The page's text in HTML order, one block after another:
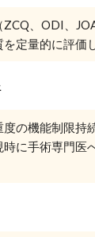
、ODI、
定量的に評価
の機能制限持
に手術専門医